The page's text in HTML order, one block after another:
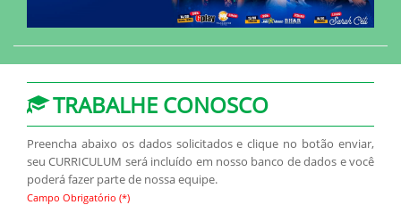
TRABALHE CONOSCO
Preencha abaixo os dados solicitados e clique no botão enviar,
seu CURRICULUM será incluído em nosso banco de dados e você
poderá fazer parte de nossa equipe.
Campo Obrigatório (*)